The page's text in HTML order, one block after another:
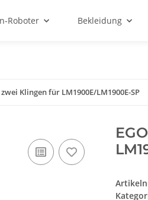
Roboter Bekleidung
Klingen für LM1900E/LM1900E-SP